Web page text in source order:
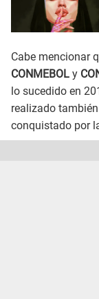
Cabe mencionar
CONMEBOL y
lo sucedido en
realizado
conquistado por